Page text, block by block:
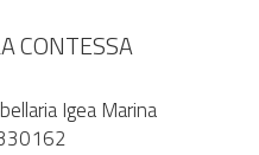
CONTESSA
Igea Marina